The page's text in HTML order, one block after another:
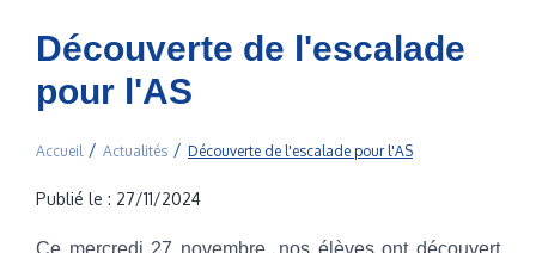
Découverte de l'escalade
pour l'AS
Accueil Actualités Découverte de l'escalade pour l'AS
Publié le : 27/11/2024
Ce mercredi 27 novembre, nos élèves ont découvert